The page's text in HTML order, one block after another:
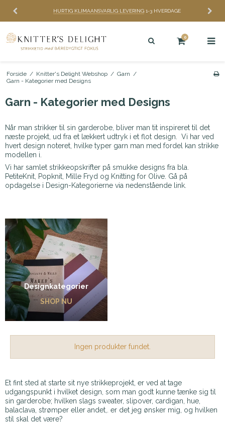
HURTIG KLIMAANSVARLIG LEVERING 1-3 HVERDAGE
0
Forside / Knitter's Delight Webshop / Garn /
Garn - Kategorier med Designs
Garn - Kategorier med Designs
Når man strikker til sin garderobe, bliver man tit inspireret til det
næste projekt, ud fra et lækkert udtryk i et flot design. Vi har ved
hvert design noteret, hvilke typer garn man med fordel kan strikke
modellen i.
Vi har samlet strikkeopskrifter på smukke designs fra bla.
PetiteKnit, Popknit, Mille Fryd og Knitting for Olive. Gå på
opdagelse i Design-Kategorierne via nedenstående link.
Designkategorier
SHOP NU
Ingen produkter fundet.
Et fint sted at starte sit nye strikkeprojekt, er ved at tage
udgangspunkt i hvilket design, som man godt kunne tænke sig til
sin garderobe; hvilken slags sweater, slipover, cardigan, hue,
balaclava, strømper eller andet,. er det jeg ønsker mig, og hvilken
stil skal det være?